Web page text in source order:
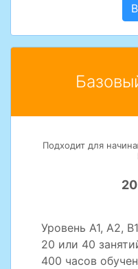
Подходит для
Уровень A1, A2, B1
20 или 40
400 часов